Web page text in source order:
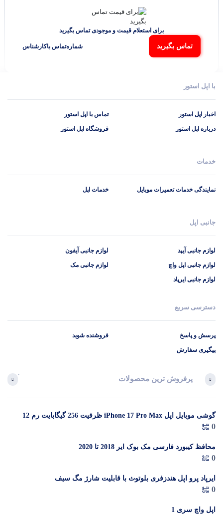
برای استعلام قیمت و موجودی تماس بگیرید
تماس بگیرید شماره‌تماس‌ با‌کارشناس
با اپل استور
اخبار اپل استور
درباره اپل استور
تماس با اپل استور
فروشگاه اپل استور
خدمات
نمایندگی خدمات تعمیرات موبایل خدمات اپل
جانبی اپل
لوازم جانبی آیپد
لوازم جانبی اپل واچ
لوازم جانبی ایرپاد
لوازم جانبی آیفون
لوازم جانبی مک
دسترسی سریع
پرسش و پاسخ
پیگیری سفارش
فروشنده شوید
پرفروش ترین محصولات
گوشی موبایل اپل iPhone 17 Pro Max ظرفیت 256 گیگابایت رم 12
گیگابایت (ZAA) – Not Active رجیستر شده
0
محافظ کیبورد فارسی مک بوک ایر 2018 تا 2020
0
ایرپاد پرو اپل هندزفری بلوتوث با قابلیت شارژ مگ سیف
0
اپل واچ سری 1